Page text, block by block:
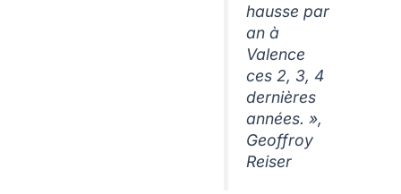
hausse par
an à
Valence
ces 2, 3, 4
dernières
années. »,
Geoffroy
Reiser